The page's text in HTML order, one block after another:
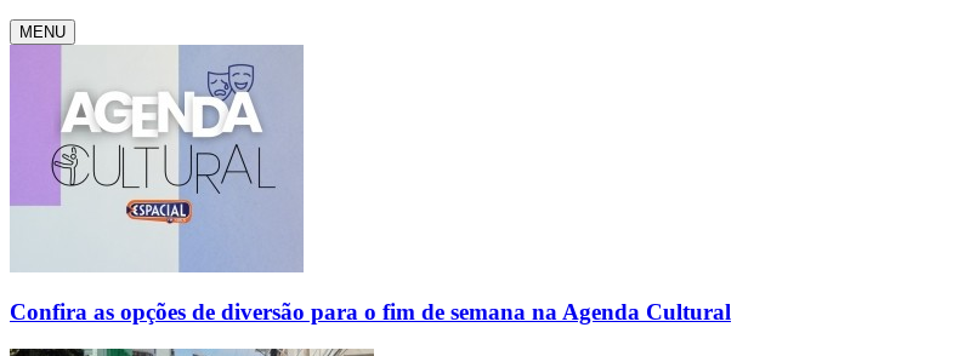
MENU
Confira as opções de diversão para o fim de semana na Agenda Cultural